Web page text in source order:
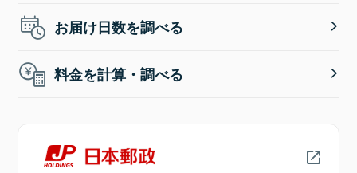
お届け日数を調べる
料金を計算・調べる